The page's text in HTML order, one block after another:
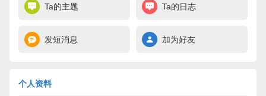
Ta的主题 Ta的日志
发短消息 加为好友
个人资料